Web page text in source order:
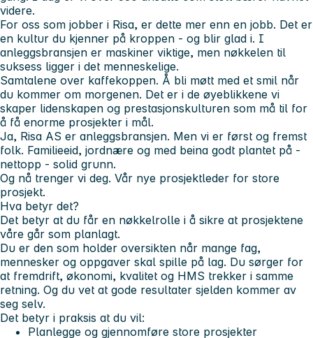
videre.
For oss som jobber i Risa, er dette mer enn en jobb. Det er
en kultur du kjenner på kroppen - og blir glad i. I
anleggsbransjen er maskiner viktige, men nøkkelen til
suksess ligger i det menneskelige.
Samtalene over kaffekoppen. Å bli møtt med et smil når
du kommer om morgenen. Det er i de øyeblikkene vi
skaper lidenskapen og prestasjonskulturen som må til for
å få enorme prosjekter i mål.
Ja, Risa AS er anleggsbransjen. Men vi er først og fremst
folk. Familieeid, jordnære og med beina godt plantet på -
nettopp - solid grunn.
Og nå trenger vi deg. Vår nye prosjektleder for store
prosjekt.
Hva betyr det?
Det betyr at du får en nøkkelrolle i å sikre at prosjektene
våre går som planlagt.
Du er den som holder oversikten når mange fag,
mennesker og oppgaver skal spille på lag. Du sørger for
at fremdrift, økonomi, kvalitet og HMS trekker i samme
retning. Og du vet at gode resultater sjelden kommer av
seg selv.
Det betyr i praksis at du vil:
Planlegge og gjennomføre store prosjekter